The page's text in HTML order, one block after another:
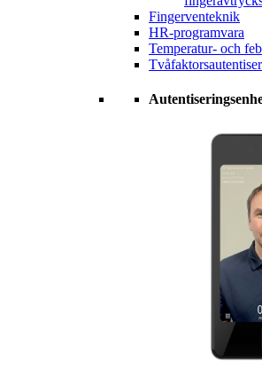
Fingerventeknik
HR-programvara
Temperatur- och